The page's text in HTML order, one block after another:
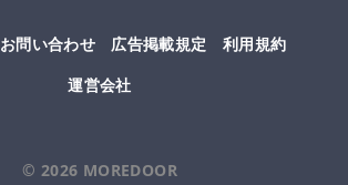
お問い合わせ 広告掲載規定
利用規約
運営会社
© 2026 MOREDOOR